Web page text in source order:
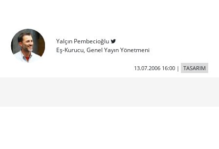
Yalçın Pembecioğlu
Eş-Kurucu, Genel Yayın Yönetmeni
13.07.2006 16:00| TASARIM